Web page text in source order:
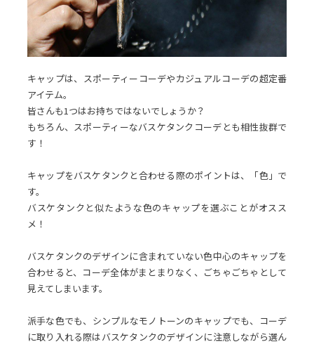
キャップは、スポーティーコーデやカジュアルコーデの超定番
アイテム。
皆さんも1つはお持ちではないでしょうか？
もちろん、スポーティーなバスケタンクコーデとも相性抜群で
す！
キャップをバスケタンクと合わせる際のポイントは、「色」で
す。
バスケタンクと似たような色のキャップを選ぶことがオスス
メ！
バスケタンクのデザインに含まれていない色中心のキャップを
合わせると、コーデ全体がまとまりなく、ごちゃごちゃとして
見えてしまいます。
派手な色でも、シンプルなモノトーンのキャップでも、コーデ
に取り入れる際はバスケタンクのデザインに注意しながら選ん